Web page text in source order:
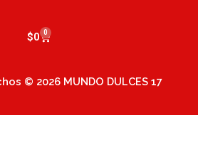
$0 0
Cart
© 2026 MUNDO DULCES 17